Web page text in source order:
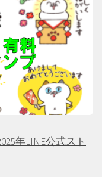
年LINE公式スト